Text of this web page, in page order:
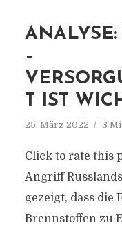
–
T IST
25. März 2022 3
Click to rate this
Angriff
gezeigt, dass die
Brennstoffen zu